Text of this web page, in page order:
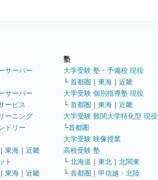
サーバー
サーバー
ービス
ーニング
ドリー
東海 ｜ 近畿
ト
東海 ｜ 近畿
塾
大学受験 塾・予備校 現役
└ 首都圏 ｜ 東海 ｜ 近畿
大学受験 個別指導塾 現役
└ 首都圏 ｜ 東海 ｜ 近畿
大学受験 難関大学特化型 現役
└首都圏
大学受験 映像授業
高校受験 塾
└ 北海道 ｜ 東北 ｜ 北関東
└ 首都圏 ｜ 甲信越・北陸